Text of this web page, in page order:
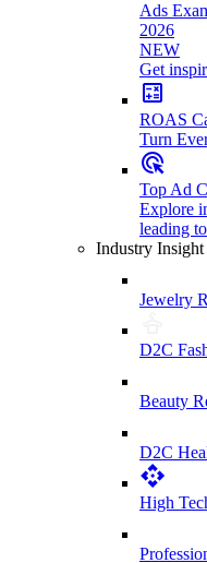
Ads
2026
NEW
Get
ROAS
Turn
Top Ad
Explore
leading
Industry Insight
Jewelry
D2C
Beauty
D2C
High